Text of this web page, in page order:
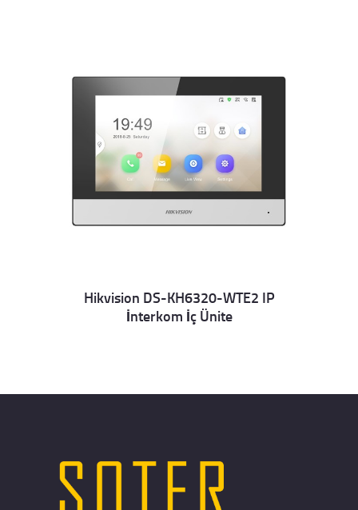
Details
Hikvision DS-KH6320-WTE2 IP
İnterkom İç Ünite